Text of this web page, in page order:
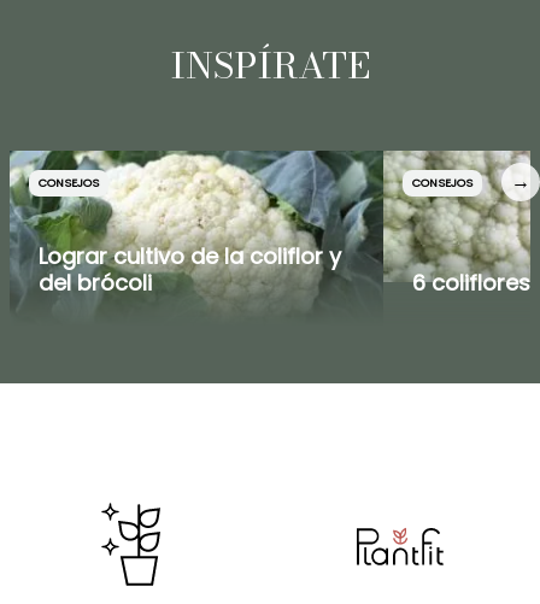
INSPÍRATE
CONSEJOS
Lograr cultivo de la coliflor y
del brócoli
CONSEJOS
6 coliflores
→